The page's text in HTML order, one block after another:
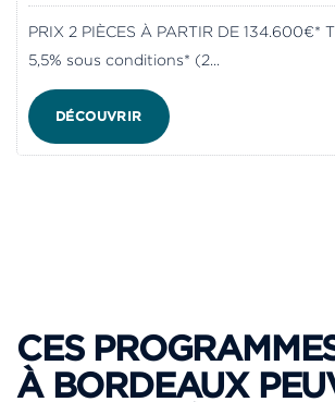
PRIX 2 PIÈCES À PARTIR DE 134.600€*
5,5% sous conditions* (2...
DÉCOUVRIR
CES
À BORDEAUX